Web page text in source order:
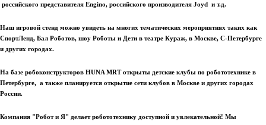
российского представителя Engino, российского производителя Joyd и т.д.
Наш игровой стенд можно увидеть на многих тематических мероприятиях таких как
СпортЛенд, Бал Роботов, шоу Роботы и Дети в театре Кураж, в Москве, С-Петербурге
и других городах.
На базе робоконструкторов HUNA MRT открыты детские клубы по робототехнике в
Петербурге, а также планируется открытие сети клубов в Москве и других городах
России.
Компания "Робот и Я" делает робототехнику доступной и увлекательной! Мы